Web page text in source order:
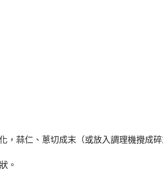
，蒜仁、蔥切成末（或放入調理機攪成碎
。